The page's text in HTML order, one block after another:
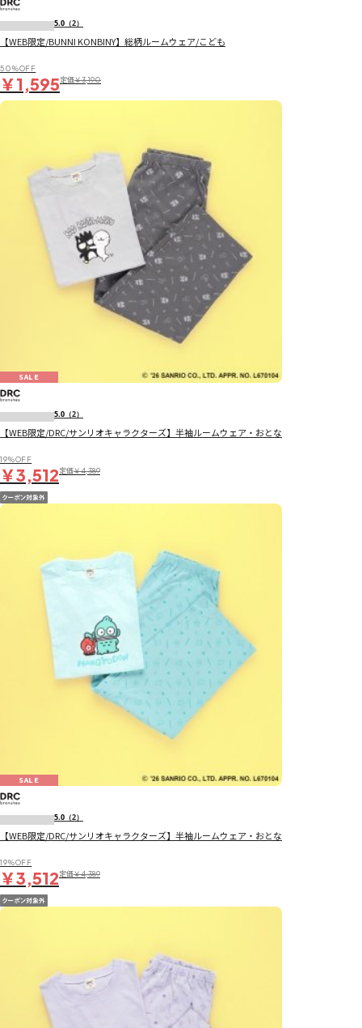
5.0 （2）
【WEB限定/BUNNI KONBINY】総柄ルームウェア/こども
50％OFF
￥1,595定価￥3,190
SALE
5.0 （2）
【WEB限定/DRC/サンリオキャラクターズ】半袖ルームウェア・おとな
19％OFF
￥3,512定価￥4,389
SALE
5.0 （2）
【WEB限定/DRC/サンリオキャラクターズ】半袖ルームウェア・おとな
19％OFF
￥3,512定価￥4,389